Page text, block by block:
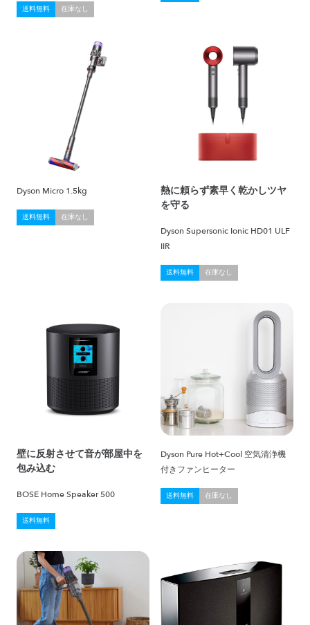
送料無料 在庫なし
Dyson Micro 1.5kg
送料無料 在庫なし
熱に頼らず素早く乾かしツヤ
を守る
Dyson Supersonic Ionic HD01 ULF
IIR
送料無料 在庫なし
壁に反射させて音が部屋中を
包み込む
BOSE Home Speaker 500
送料無料
Dyson Pure Hot+Cool 空気清浄機
付きファンヒーター
送料無料 在庫なし